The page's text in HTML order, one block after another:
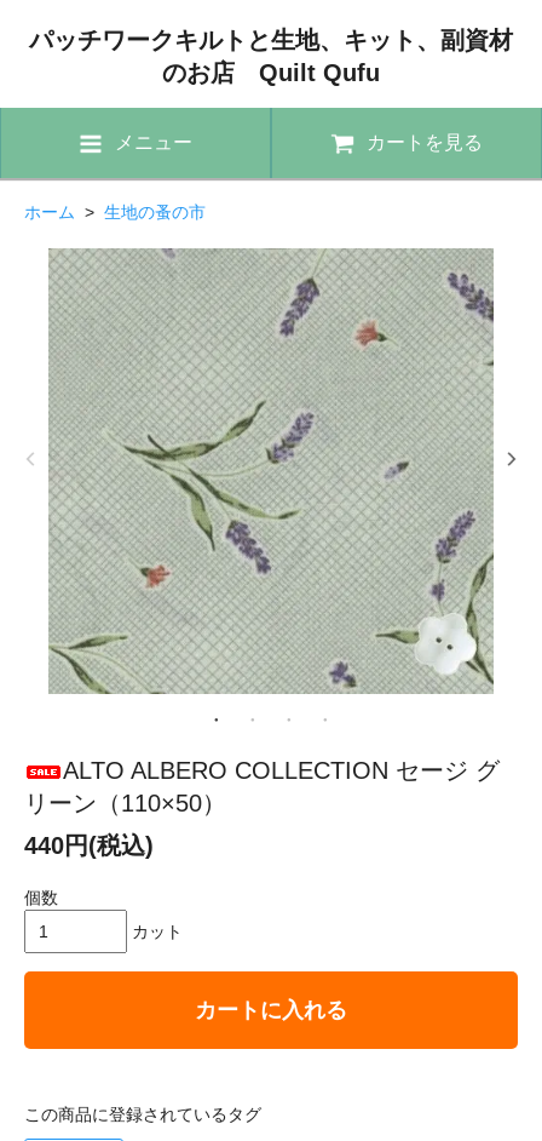
パッチワークキルトと生地、キット、副資材
のお店 Quilt Qufu
メニュー カートを見る
ホーム > 生地の蚤の市
ALTO ALBERO COLLECTION セージ グ
リーン（110×50）
440円(税込)
個数
カット
カートに入れる
この商品に登録されているタグ